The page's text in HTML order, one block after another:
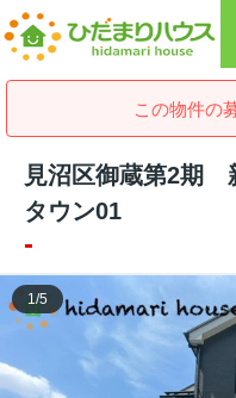
この物件の
見沼区御蔵第2期
タウン01
-
1/5